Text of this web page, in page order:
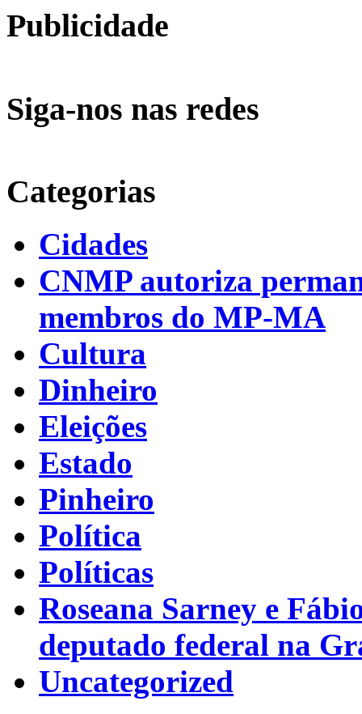
Publicidade
Siga-nos nas redes
Categorias
Cidades
CNMP autoriza
membros do MP-MA
Cultura
Dinheiro
Eleições
Estado
Pinheiro
Política
Políticas
Roseana Sarney e
deputado federal na
Uncategorized